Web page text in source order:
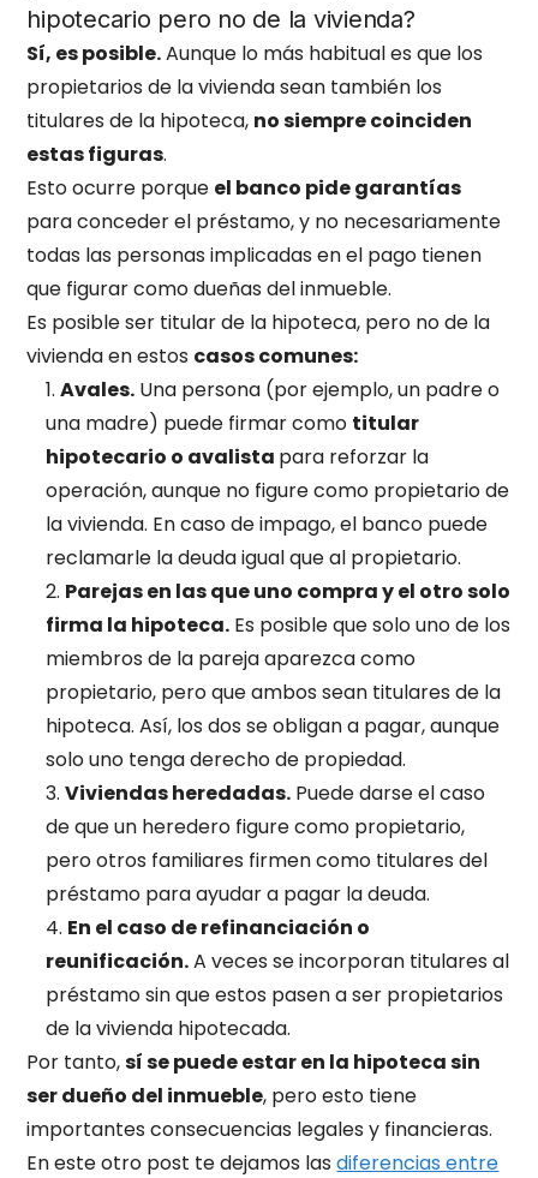
hipotecario pero no de la vivienda?
Sí, es posible.Aunque lo más habitual es que los
propietarios de la vivienda sean también los
titulares de la hipoteca, no siempre coinciden
estas figuras.
Esto ocurre porque el banco pide garantías
para conceder el préstamo, y no necesariamente
todas las personas implicadas en el pago tienen
que figurar como dueñas del inmueble.
Es posible ser titular de la hipoteca, pero no de la
vivienda en estos casos comunes:
Avales. Una persona (por ejemplo, un padre o
una madre) puede firmar como titular
hipotecario o avalista para reforzar la
operación, aunque no figure como propietario de
la vivienda. En caso de impago, el banco puede
reclamarle la deuda igual que al propietario.
Parejas en las que uno compra y el otro solo
firma la hipoteca. Es posible que solo uno de los
miembros de la pareja aparezca como
propietario, pero que ambos sean titulares de la
hipoteca. Así, los dos se obligan a pagar, aunque
solo uno tenga derecho de propiedad.
Viviendas heredadas. Puede darse el caso
de que un heredero figure como propietario,
pero otros familiares firmen como titulares del
préstamo para ayudar a pagar la deuda.
En el caso de refinanciación o
reunificación.A veces se incorporan titulares al
préstamo sin que estos pasen a ser propietarios
de la vivienda hipotecada.
Por tanto,sí se puede estar en la hipoteca sin
ser dueño del inmueble, pero esto tiene
importantes consecuencias legales y financieras.
En este otro post te dejamos lasdiferencias entre